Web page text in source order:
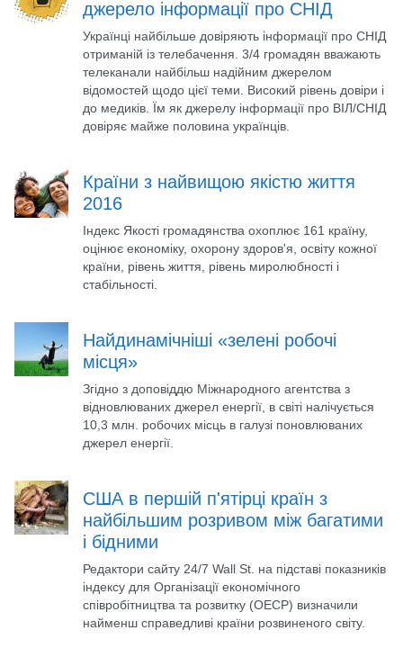
джерело інформації про СНІД
Українці найбільше довіряють інформації про СНІД
отриманій із телебачення. 3/4 громадян вважають
телеканали найбільш надійним джерелом
відомостей щодо цієї теми. Високий рівень довіри і
до медиків. Їм як джерелу інформації про ВІЛ/СНІД
довіряє майже половина українців.
Країни з найвищою якістю життя
2016
Індекс Якості громадянства охоплює 161 країну,
оцінює економіку, охорону здоров'я, освіту кожної
країни, рівень життя, рівень миролюбності і
стабільності.
Найдинамічніші «зелені робочі
місця»
Згідно з доповіддю Міжнародного агентства з
відновлюваних джерел енергії, в світі налічується
10,3 млн. робочих місць в галузі поновлюваних
джерел енергії.
США в першій п'ятірці країн з
найбільшим розривом між багатими
і бідними
Редактори сайту 24/7 Wall St. на підставі показників
індексу для Організації економічного
співробітництва та розвитку (ОЕСР) визначили
найменш справедливі країни розвиненого світу.